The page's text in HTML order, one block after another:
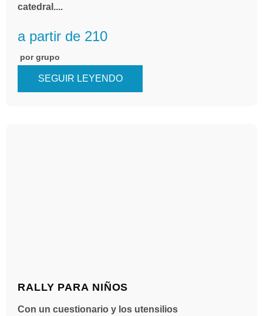
catedral....
a partir de 210
por grupo
SEGUIR LEYENDO
RALLY PARA NIÑOS
Con un cuestionario y los utensilios